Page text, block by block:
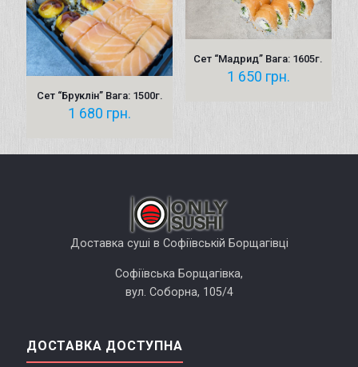
Сет “Бруклін” Вага: 1500г.
1 680 грн.
Сет “Мадрид” Вага: 1605г.
1 650 грн.
Доставка суші в Софіївській Борщагівці
Софіївська Борщагівка,
вул. Соборна, 105/4
ДОСТАВКА ДОСТУПНА